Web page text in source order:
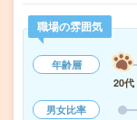
職場の雰囲気
年齢層
20代
男女比率